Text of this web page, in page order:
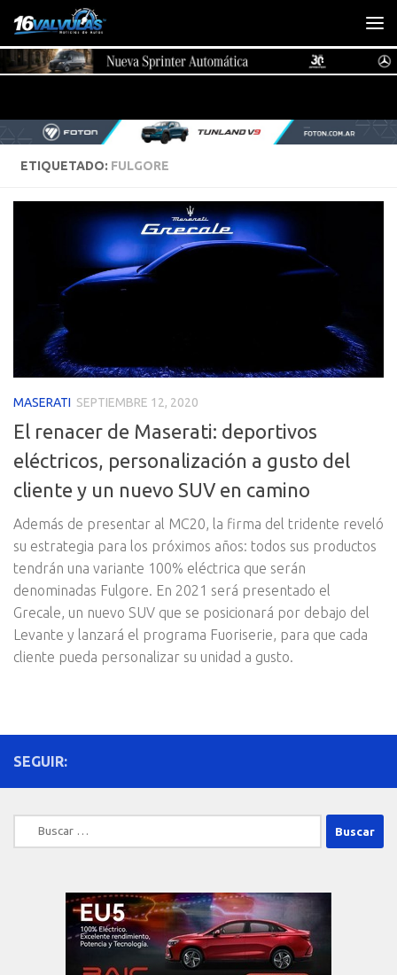
Saltar al contenido
ETIQUETADO: FULGORE
MASERATI SEPTIEMBRE 12, 2020
El renacer de Maserati: deportivos
eléctricos, personalización a gusto del
cliente y un nuevo SUV en camino
Además de presentar al MC20, la firma del tridente reveló
su estrategia para los próximos años: todos sus productos
tendrán una variante 100% eléctrica que serán
denominadas Fulgore. En 2021 será presentado el
Grecale, un nuevo SUV que se posicionará por debajo del
Levante y lanzará el programa Fuoriserie, para que cada
cliente pueda personalizar su unidad a gusto.
SEGUIR:
Buscar: